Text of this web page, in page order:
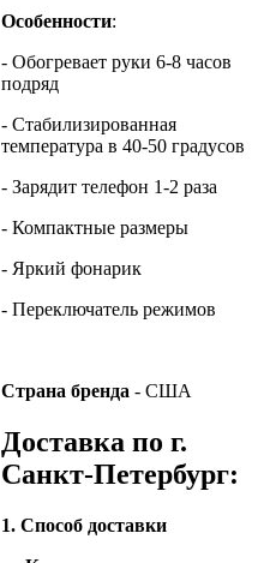
Особенности:
- Обогревает руки 6-8 часов
подряд
- Стабилизированная
температура в 40-50 градусов
- Зарядит телефон 1-2 раза
- Компактные размеры
- Яркий фонарик
- Переключатель режимов
Страна бренда - США
Доставка по г.
Санкт-Петербург:
1. Способ доставки